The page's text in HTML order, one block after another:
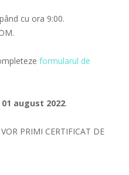
cu ora 9:00.
formularul de
august 2022.
PRIMI CERTIFICAT DE